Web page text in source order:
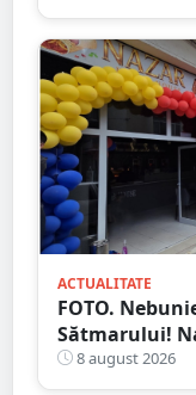
ACTUALITATE
FOTO.
Sătmarului!
cu șaorma la
8 august 2026